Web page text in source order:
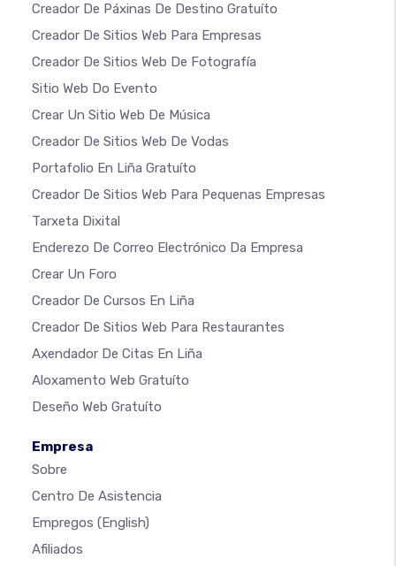
Creador De Páxinas De Destino Gratuíto
Creador De Sitios Web Para Empresas
Creador De Sitios Web De Fotografía
Sitio Web Do Evento
Crear Un Sitio Web De Música
Creador De Sitios Web De Vodas
Portafolio En Liña Gratuíto
Creador De Sitios Web Para Pequenas Empresas
Tarxeta Dixital
Enderezo De Correo Electrónico Da Empresa
Crear Un Foro
Creador De Cursos En Liña
Creador De Sitios Web Para Restaurantes
Axendador De Citas En Liña
Aloxamento Web Gratuíto
Deseño Web Gratuíto
Empresa
Sobre
Centro De Asistencia
Empregos (English)
Afiliados